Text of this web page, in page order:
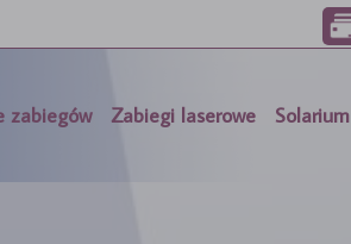
zabiegów Zabiegi laserowe Solarium